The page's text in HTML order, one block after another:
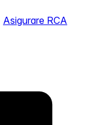
Asigurare RCA